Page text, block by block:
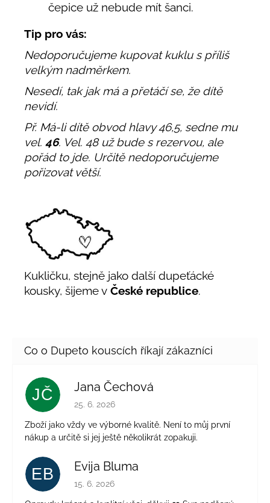
čepice už nebude mít šanci.
Tip pro vás:
Nedoporučujeme kupovat kuklu s příliš
velkým nadměrkem.
Nesedí, tak jak má a přetáčí se, že dítě
nevidí.
Př. Má-li dítě obvod hlavy 46,5, sedne mu
vel. 46. Vel. 48 už bude s rezervou, ale
pořád to jde. Určitě nedoporučujeme
pořizovat větší.
Kukličku, stejně jako další dupeťácké
kousky, šijeme v České republice.
JČ Jana Čechová
Hodnocení obchodu je 5 z 5 hvězdiček.
25. 6. 2026
Zboží jako vždy ve výborné kvalitě. Není to můj první
nákup a určitě si jej ještě několikrát zopakuji.
EB Evija Bluma
Hodnocení obchodu je 5 z 5 hvězdiček.
15. 6. 2026